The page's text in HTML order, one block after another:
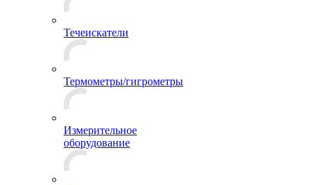
Течеискатели
Термометры/гигрометры
Измерительное
оборудование